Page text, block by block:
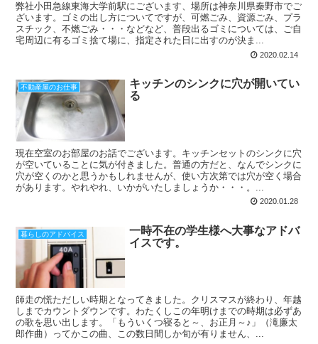
弊社小田急線東海大学前駅にございます、場所は神奈川県秦野市でご
ざいます。ゴミの出し方についてですが、可燃ごみ、資源ごみ、プラ
スチック、不燃ごみ・・・などなど、普段出るゴミについては、ご自
宅周辺に有るゴミ捨て場に、指定された日に出すのが決ま...
2020.02.14
不動産屋のお仕事
キッチンのシンクに穴が開いてい
る
現在空室のお部屋のお話でございます。キッチンセットのシンクに穴
が空いていることに気が付きました。普通の方だと、なんでシンクに
穴が空くのかと思うかもしれませんが、使い方次第では穴が空く場合
があります。やれやれ、いかがいたしましょうか・・・。...
2020.01.28
暮らしのアドバイス
一時不在の学生様へ大事なアドバ
イスです。
師走の慌ただしい時期となってきました。クリスマスが終わり、年越
しまでカウントダウンです。わたくしこの年明けまでの時期は必ずあ
の歌を思い出します。「もういくつ寝ると～、お正月～♪」（滝廉太
郎作曲）ってかこの曲、この数日間しか旬が有りません、...